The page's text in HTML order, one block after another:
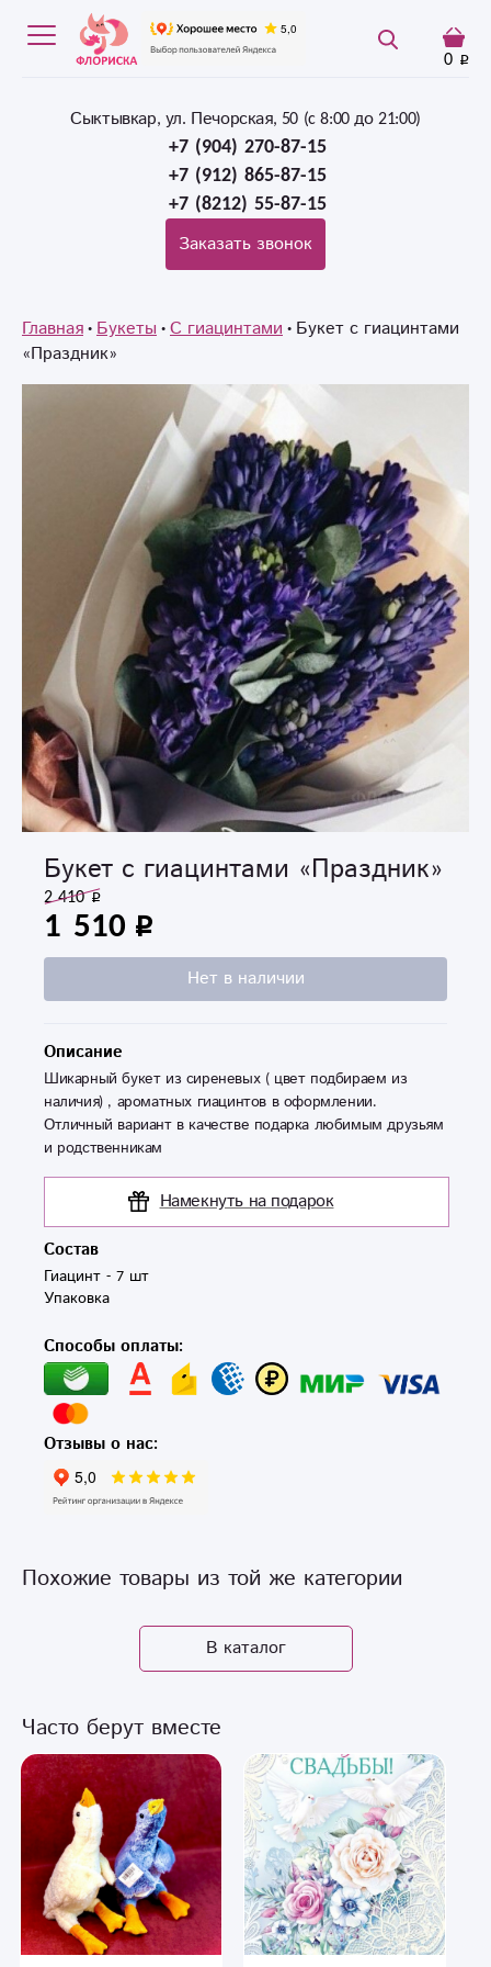
0
Сыктывкар, ул. Печорская, 50 (c 8:00 до 21:00)
+7 (904) 270-87-15
+7 (912) 865-87-15
+7 (8212) 55-87-15
Заказать звонок
Главная Букеты С гиацинтами Букет с гиацинтами
«Праздник»
Букет с гиацинтами «Праздник»
1 510
2 410
Нет в наличии
Описание
Шикарный букет из сиреневых ( цвет подбираем из
наличия) , ароматных гиацинтов в оформлении.
Отличный вариант в качестве подарка любимым друзьям
и родственникам
Намекнуть на подарок
Состав
Гиацинт - 7 шт
Упаковка
Способы оплаты:
Отзывы о нас:
Похожие товары из той же категории
В каталог
Часто берут вместе